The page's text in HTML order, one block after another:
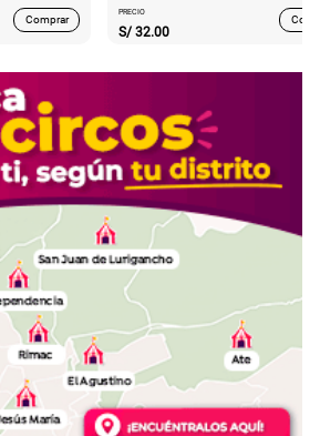
Comprar
PRECIO
S/ 32.00